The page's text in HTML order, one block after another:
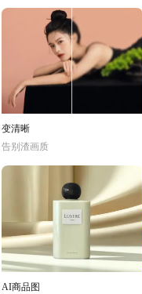
变清晰
告别渣画质
AI商品图